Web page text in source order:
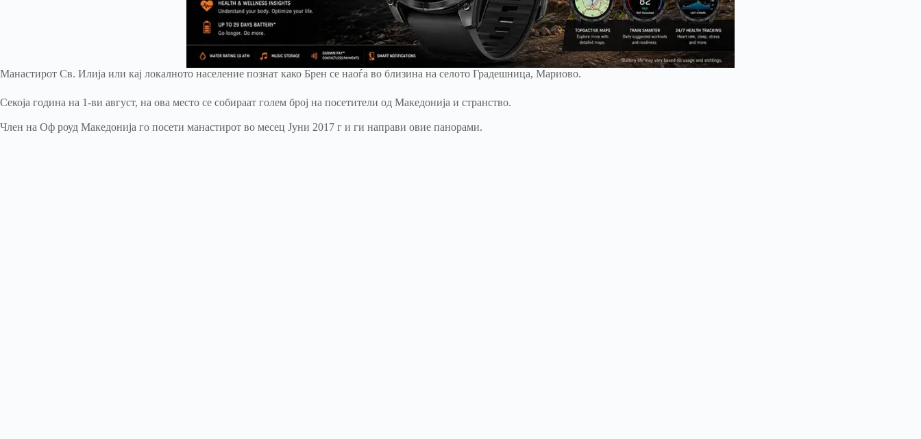
Манастирот Св. Илија или кај локалното население познат како Брен се наоѓа во близина на селото Градешница, Мариово.
Секоја година на 1-ви август, на ова место се собираат голем број на посетители од Македонија и странство.
Член на Оф роуд Македонија го посети манастирот во месец Јуни 2017 г и ги направи овие панорами.